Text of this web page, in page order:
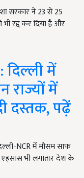
सरकार ने 23 से 25
रद्द कर दिया है और
में
राज्यों में
दस्तक, पढ़ें
NCR में मौसम साफ
भी लगातार देश के